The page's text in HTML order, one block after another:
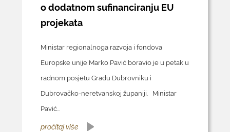
o dodatnom sufinanciranju EU
projekata
Ministar regionalnoga razvoja i fondova
Europske unije Marko Pavić boravio je u petak u
radnom posjetu Gradu Dubrovniku i
Dubrovačko-neretvanskoj županiji. Ministar
Pavić...
pročitaj više